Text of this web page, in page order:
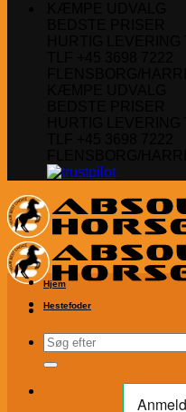
Søg
efter:
Hjem
Hestefoder